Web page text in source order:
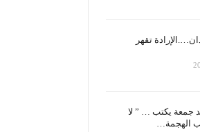
تقهر
جمعة يكتب … ” لا
الهجمة…